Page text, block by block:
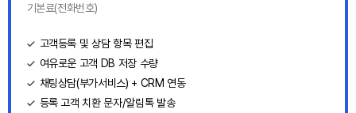
기본료(전화번호)
고객등록 및 상담 항목 편집
여유로운 고객 DB 저장 수량
채팅상담(부가서비스) + CRM 연동
등록 고객 치환 문자/알림톡 발송